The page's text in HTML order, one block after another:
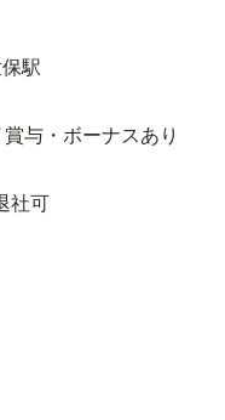
駅
与・ボーナスあり
社可